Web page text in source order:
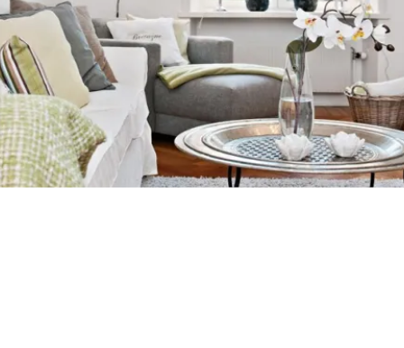
Tendance
Interieurs Scandinaves
La Décoration Selon Votre Signe Astrologique
Les Trouvailles Déco Du Jour
Maison Appartement Écologique
Maison Container/container House
Maison D'hôtes
Maison Et Appartement Vintage
On Décode La Déco
Petite Surface
Piscine Question De Style
Renovation
Revue De Week End
Tiny House